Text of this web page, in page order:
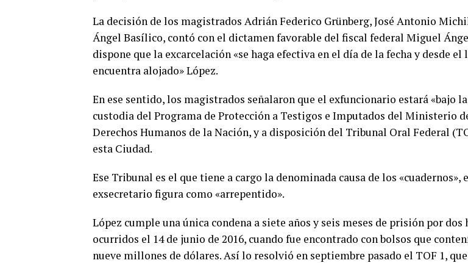
La decisión de los magistrados Adrián Federico Grünberg, José Antonio
Ángel Basílico, contó con el dictamen favorable del fiscal federal Miguel
dispone que la excarcelación «se haga efectiva en el día de la fecha y desde el
encuentra alojado» López.
En ese sentido, los magistrados señalaron que el exfuncionario estará «bajo
custodia del Programa de Protección a Testigos e Imputados del Ministerio
Derechos Humanos de la Nación, y a disposición del Tribunal Oral Federal
esta Ciudad.
Ese Tribunal es el que tiene a cargo la denominada causa de los «cuadernos»,
exsecretario figura como «arrepentido».
López cumple una única condena a siete años y seis meses de prisión por dos
ocurridos el 14 de junio de 2016, cuando fue encontrado con bolsos que
nueve millones de dólares. Así lo resolvió en septiembre pasado el TOF 1,